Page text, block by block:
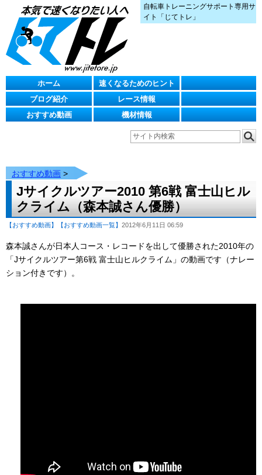
自転車トレーニングサポート専用サ
イト「じてトレ」
ホーム
速くなるためのヒント
ブログ紹介
レース情報
おすすめ動画
機材情報
おすすめ動画 >
Jサイクルツアー2010 第6戦 富士山ヒル
クライム（森本誠さん優勝）
【おすすめ動画】 【おすすめ動画一覧】 2012年6月11日 06:59
森本誠さんが日本人コース・レコードを出して優勝された2010年の
「Jサイクルツアー第6戦 富士山ヒルクライム」の動画です（ナレー
ション付きです）。